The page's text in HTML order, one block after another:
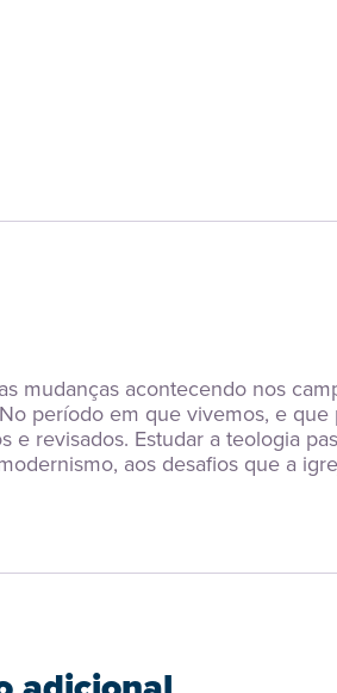
mudanças acontecendo nos
período em que vivemos, e
e revisados. Estudar a teologia
aos desafios que a